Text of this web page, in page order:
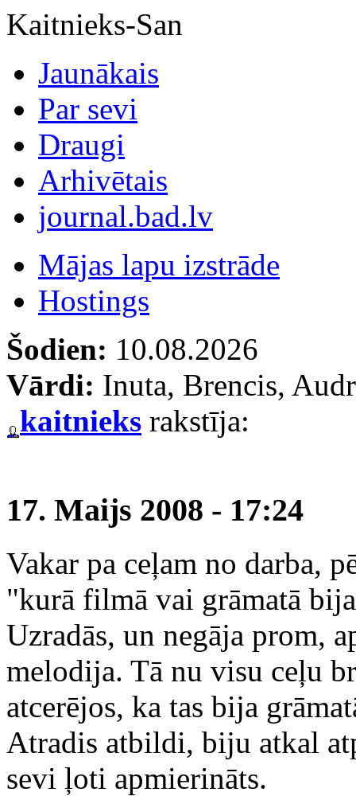
Kaitnieks-San
Jaunākais
Par sevi
Draugi
Arhivētais
journal.bad.lv
Mājas lapu izstrāde
Hostings
Šodien: 10.08.2026
Vārdi: Inuta, Brencis,
kaitnieks rakstīja:
17. Maijs 2008 - 17:24
Vakar pa ceļam no darba,
"kurā filmā vai grāmatā
Uzradās, un negāja prom,
melodija. Tā nu visu ceļu
atcerējos, ka tas bija
Atradis atbildi, biju atkal
sevi ļoti apmierināts.